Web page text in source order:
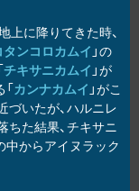
上に降りてきた時、
タンコ ロ カムイ 」の
チキサニカムイ 」が
カンナカムイ 」がこ
いたが、ハルニレ
ちた結果、チキサニ
中からアイヌラック